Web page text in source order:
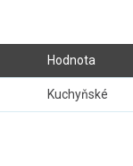
Hodnota
Kuchyňské